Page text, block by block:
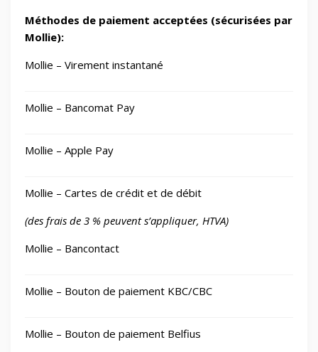
Méthodes de paiement acceptées (sécurisées par
Mollie):
Mollie – Virement instantané
Mollie – Bancomat Pay
Mollie – Apple Pay
Mollie – Cartes de crédit et de débit
(des frais de 3 % peuvent s’appliquer, HTVA)
Mollie – Bancontact
Mollie – Bouton de paiement KBC/CBC
Mollie – Bouton de paiement Belfius